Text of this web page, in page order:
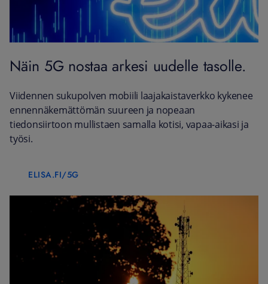
Näin 5G nostaa arkesi uudelle tasolle.
Viidennen sukupolven mobiili laajakaistaverkko kykenee
ennennäkemättömän suureen ja nopeaan
tiedonsiirtoon mullistaen samalla kotisi, vapaa-aikasi ja
työsi.
ELISA.FI/5G